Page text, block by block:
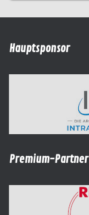
Hauptsponsor
Premium-Partner